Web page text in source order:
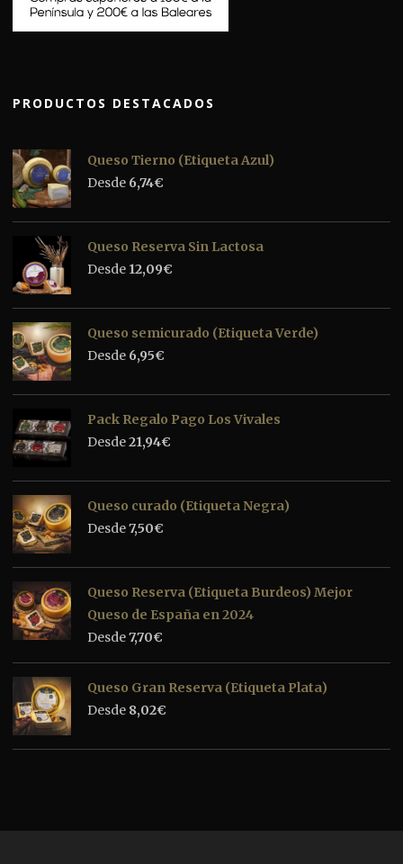
PRODUCTOS DESTACADOS
Queso Tierno (Etiqueta Azul)
Desde 6,74€
Queso Reserva Sin Lactosa
Desde 12,09€
Queso semicurado (Etiqueta Verde)
Desde 6,95€
Pack Regalo Pago Los Vivales
Desde21,94€
Queso curado (Etiqueta Negra)
Desde7,50€
Queso Reserva (Etiqueta Burdeos) Mejor
Queso de España en 2024
Desde7,70€
Queso Gran Reserva (Etiqueta Plata)
Desde 8,02€